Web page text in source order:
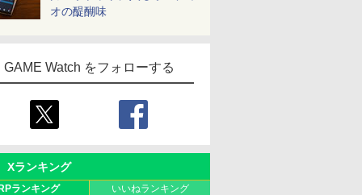
オの醍醐味
GAME Watch をフォローする
Xランキング
ランキング いいねランキング